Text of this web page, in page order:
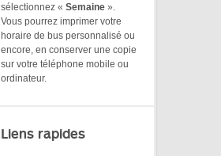
sélectionnez « Semaine ».
Vous pourrez imprimer votre
horaire de bus personnalisé ou
encore, en conserver une copie
sur votre téléphone mobile ou
ordinateur.
Liens rapides